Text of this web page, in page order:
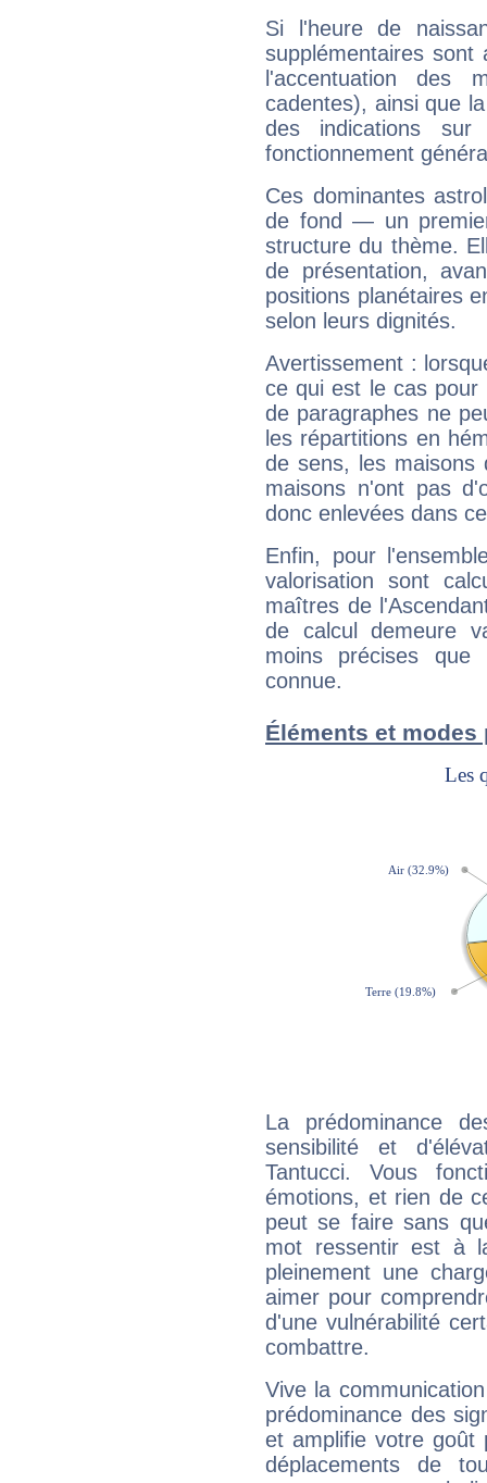
Si l'heure de
supplémentaires sont
l'accentuation des
cadentes), ainsi que
des indications sur
fonctionnement
Ces dominantes
de fond — un
structure du thème.
de présentation,
positions planétaires
selon leurs dignités.
Avertissement :
ce qui est le cas pour
de paragraphes ne
les répartitions en
de sens, les maisons
maisons n'ont pas
donc enlevées dans
Enfin, pour
valorisation sont
maîtres de
de calcul demeure
moins précises que
connue.
Éléments et modes
La prédominance
sensibilité et
Tantucci. Vous
émotions, et rien de
peut se faire sans
mot ressentir est à
pleinement une
aimer pour
d'une vulnérabilité
combattre.
Vive la
prédominance des
et amplifie votre goût
déplacements de